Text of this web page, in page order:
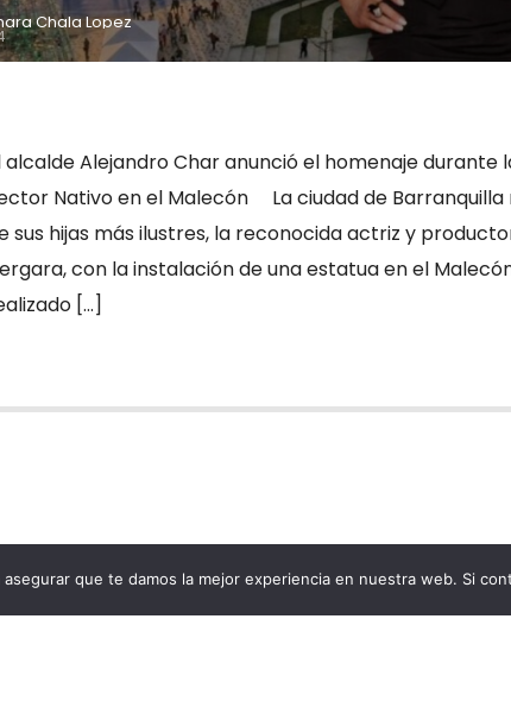
Chala Lopez
alcalde Alejandro Char anunció el homenaje durante
Nativo en el Malecón La ciudad de Barranquilla
sus hijas más ilustres, la reconocida actriz y
con la instalación de una estatua en el
[…]
asegurar que te damos la mejor experiencia en nuestra web. Si